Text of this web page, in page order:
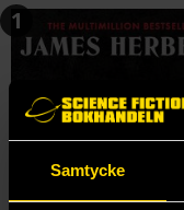
Samtycke
1